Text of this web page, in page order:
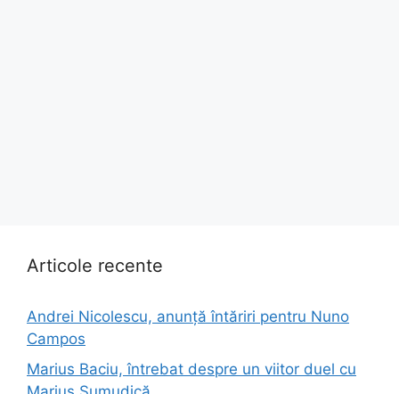
Articole recente
Andrei Nicolescu, anunță întăriri pentru Nuno
Campos
Marius Baciu, întrebat despre un viitor duel cu